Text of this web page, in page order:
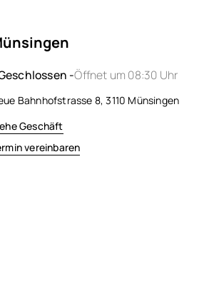
-Öffnet um 08:30 Uhr
Bahnhofstrasse 8, 3110 Münsingen
Geschäft
vereinbaren